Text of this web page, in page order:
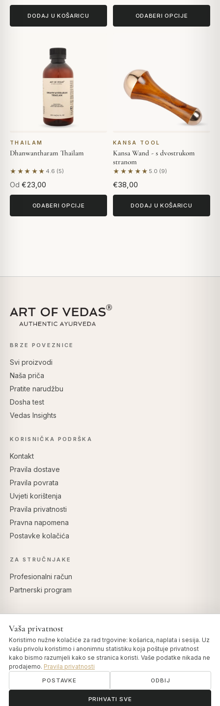
DODAJ U KOŠARICU ODABERI OPCIJE
THAILAM
Dhanwantharam Thailam
★★★★★ 4.6 (5)
Na temelju 5 recenzija
Od €23,00
ODABERI OPCIJE
KANSA TOOL
Kansa Wand - s dvostrukom
stranom
★★★★★ 5.0 (9)
Na temelju 9 recenzija
€38,00
DODAJ U KOŠARICU
BRZE POVEZNICE
Svi proizvodi
Naša priča
Pratite narudžbu
Dosha test
Vedas Insights
KORISNIČKA PODRŠKA
Kontakt
Pravila dostave
Pravila povrata
Uvjeti korištenja
Pravila privatnosti
Pravna napomena
Postavke kolačića
ZA STRUČNJAKE
Profesionalni račun
Partnerski program
Vaša privatnost
Koristimo nužne kolačiće za rad trgovine: košarica, naplata i sesija. Uz
vašu privolu koristimo i anonimnu statistiku koja poštuje privatnost
kako bismo razumjeli kako se stranica koristi. Vaše podatke nikada ne
prodajemo. Pravila privatnosti
POSTAVKE ODBIJ
PRIHVATI SVE